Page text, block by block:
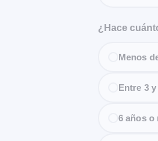
¿Hace
Menos
Entre 3
6 años o